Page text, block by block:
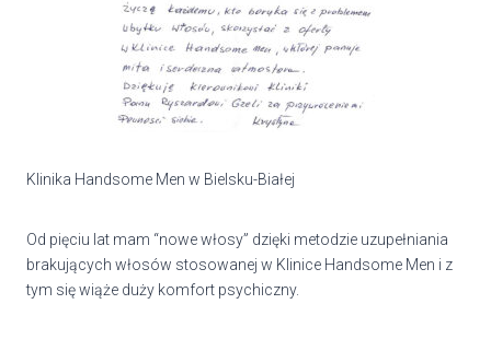
Klinika Handsome Men w Bielsku-Białej
Od pięciu lat mam “nowe włosy” dzięki metodzie uzupełniania
brakujących włosów stosowanej w Klinice Handsome Men i z
tym się wiąże duży komfort psychiczny.